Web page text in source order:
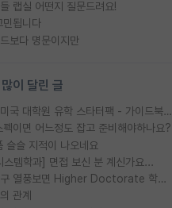
랩실 어떤지 질문드려요!
민됩니다
보다 명문이지만
이 달린 글
[무료] 2026 미국 대학원 유학 스타터팩 - 가이드북 & 합격자 컨택메일 템플릿
펙이면 어느정도 잡고 준비해야하나요?
슬슬 지적이 나오네요
스템학과] 면접 보신 분 계신가요...
우리나라도 학구 열풍보면 Higher Doctorate 학위가 필요하다고 봅니다.
관계